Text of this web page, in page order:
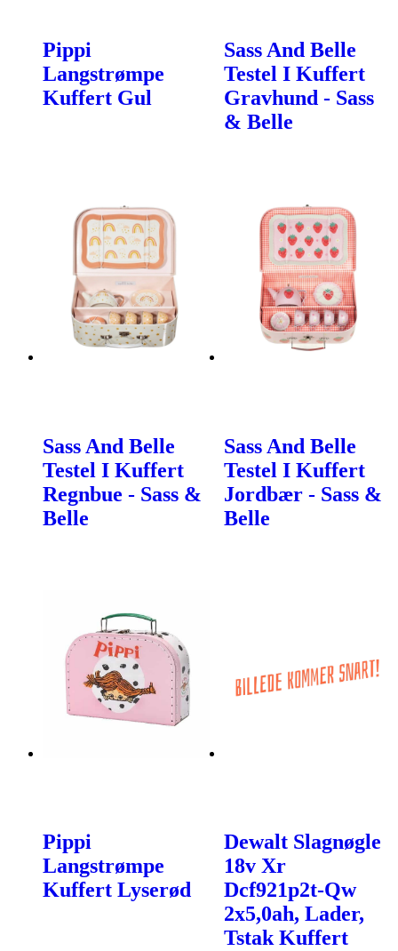
Pippi
Langstrømpe
Kuffert Gul
Sass And Belle
Testel I Kuffert
Gravhund - Sass
& Belle
Sass And Belle
Testel I Kuffert
Regnbue - Sass &
Belle
Sass And Belle
Testel I Kuffert
Jordbær - Sass &
Belle
Pippi
Langstrømpe
Kuffert Lyserød
Dewalt Slagnøgle
18v Xr
Dcf921p2t-Qw
2x5,0ah, Lader,
Tstak Kuffert